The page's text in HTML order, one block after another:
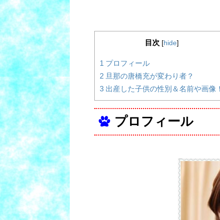
目次 [hide]
1 プロフィール
2 旦那の唐橋充が変わり者？
3 出産した子供の性別＆名前や画像
プロフィール